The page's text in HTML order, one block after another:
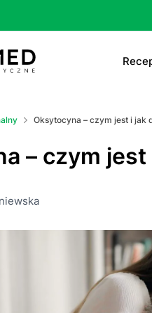
Oksytocyna – czym jest i jak
– czym jest